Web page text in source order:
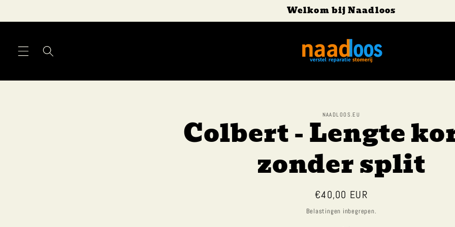
content
Welkom bij Naadloos
Ga direct naar
productinformatie
NAADLOOS.EU
Colbert - Lengte
zonder split
Normale
prijs
€40,00 EUR
Belastingen inbegrepen.